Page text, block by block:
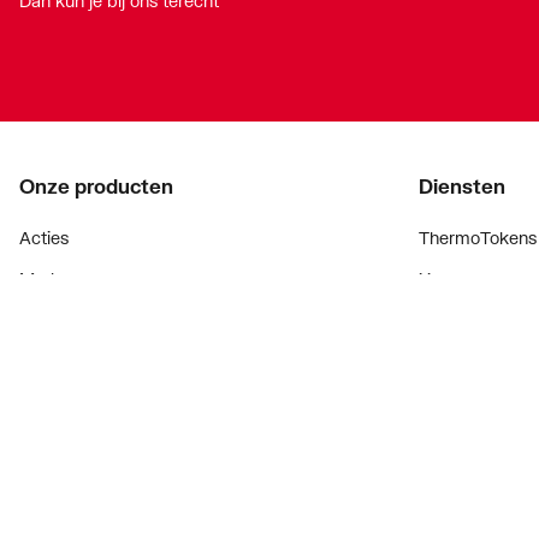
Onze producten
Acties
Merken
Diensten
ThermoTokens
Xpressen